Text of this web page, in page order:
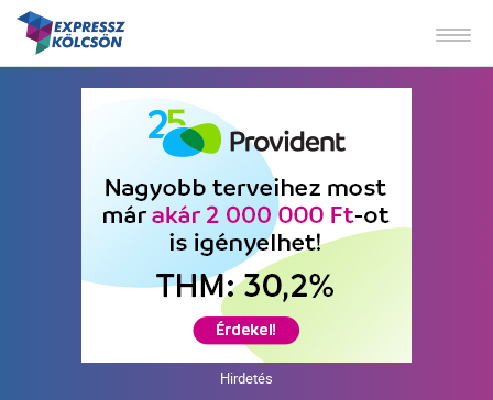
Hirdetés